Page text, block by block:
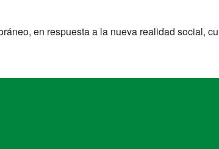
en respuesta a la nueva realidad social,